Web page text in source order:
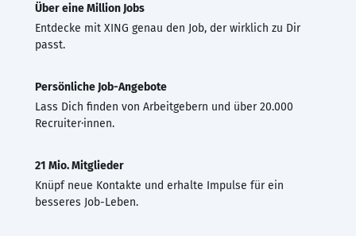
Über eine Million Jobs
Entdecke mit XING genau den Job, der wirklich zu Dir
passt.
Persönliche Job-Angebote
Lass Dich finden von Arbeitgebern und über 20.000
Recruiter·innen.
21 Mio. Mitglieder
Knüpf neue Kontakte und erhalte Impulse für ein
besseres Job-Leben.